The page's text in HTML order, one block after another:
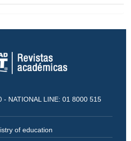
- NATIONAL LINE: 01 8000 515
of education